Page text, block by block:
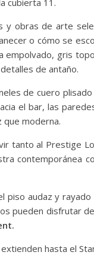
cubierta 11.
y obras de arte
o cómo se
gris
de antaño.
de cuero
el bar, las
que moderna.
tanto al Prestige
contemporánea
audaz y rayado
pueden disfrutar
hasta el